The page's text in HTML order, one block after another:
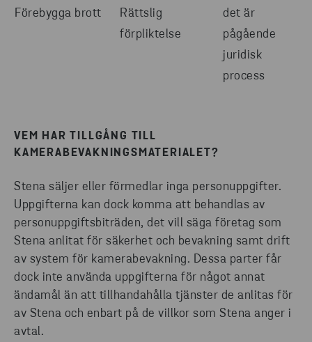
Förebygga brott
Rättslig
förpliktelse
det är
pågående
juridisk
process
VEM HAR TILLGÅNG TILL
KAMERABEVAKNINGSMATERIALET?
Stena säljer eller förmedlar inga personuppgifter.
Uppgifterna kan dock komma att behandlas av
personuppgiftsbiträden, det vill säga företag som
Stena anlitat för säkerhet och bevakning samt drift
av system för kamerabevakning. Dessa parter får
dock inte använda uppgifterna för något annat
ändamål än att tillhandahålla tjänster de anlitas för
av Stena och enbart på de villkor som Stena anger i
avtal.